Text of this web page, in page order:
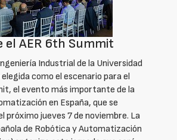
el AER 6th Summit
Industrial de la Universidad
elegida como el escenario para el
el evento más importante de la
en España, que se
próximo jueves 7 de noviembre. La
de Robótica y Automatización